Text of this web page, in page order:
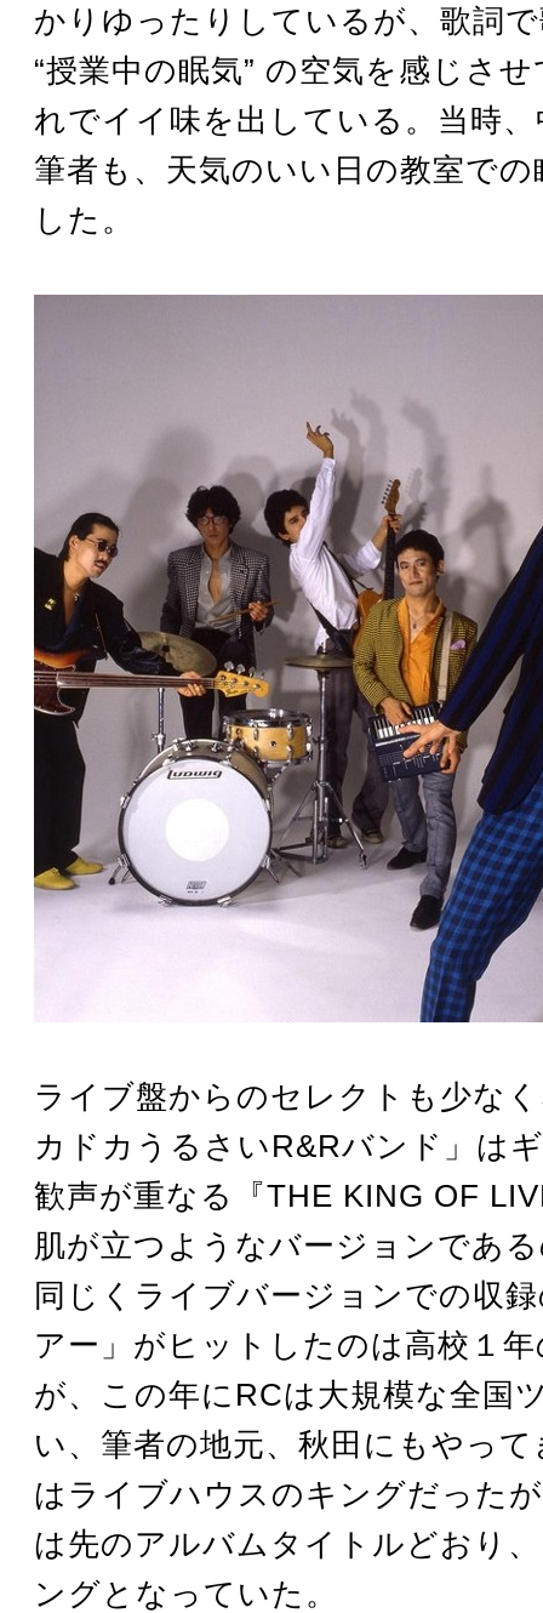
かりゆったりしているが、歌詞
“授業中の眠気” の空気を感じさ
れでイイ味を出している。当時
筆者も、天気のいい日の教室で
した。
ライブ盤からのセレクトも少な
カドカうるさいR&Rバンド」は
歓声が重なる『THE KING OF
肌が立つようなバージョンであ
同じくライブバージョンでの収
アー」がヒットしたのは高校１
が、この年にRCは大規模な全国
い、筆者の地元、秋田にもやっ
はライブハウスのキングだった
は先のアルバムタイトルどおり
ングとなっていた。